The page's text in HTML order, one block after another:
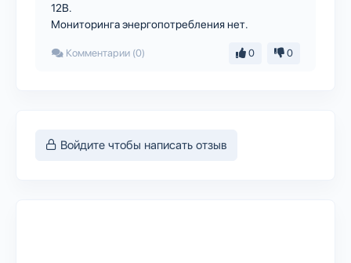
12В.
Мониторинга энергопотребления нет.
Комментарии (0) 0 0
Войдите чтобы написать отзыв